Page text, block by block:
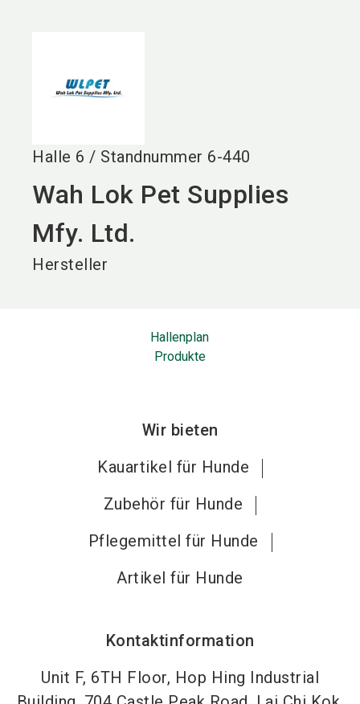
Halle 6 / Standnummer 6-440
Wah Lok Pet Supplies
Mfy. Ltd.
Hersteller
Hallenplan
Produkte
Wir bieten
Kauartikel für Hunde
Zubehör für Hunde
Pflegemittel für Hunde
Artikel für Hunde
Kontaktinformation
Unit F, 6TH Floor, Hop Hing Industrial